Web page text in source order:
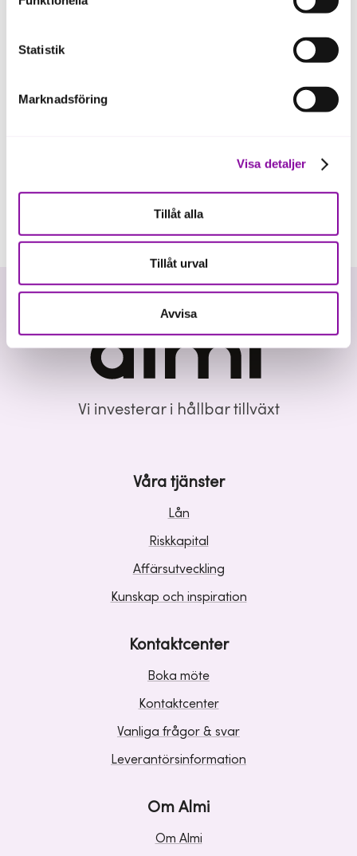
ska fungera se mer under inställningar.
Statistik
Marknadsföring
Visa detaljer
Tillåt alla
Tillåt urval
Avvisa
Vi investerar i hållbar tillväxt
Våra tjänster
Lån
Riskkapital
Affärsutveckling
Kunskap och inspiration
Kontaktcenter
Boka möte
Kontaktcenter
Vanliga frågor & svar
Leverantörsinformation
Om Almi
Om Almi